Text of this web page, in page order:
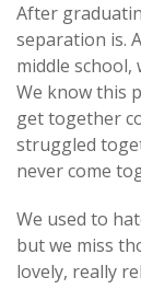
After
separation is.
middle
We know this
get together
struggled
never come
We used to
but we miss
lovely, really